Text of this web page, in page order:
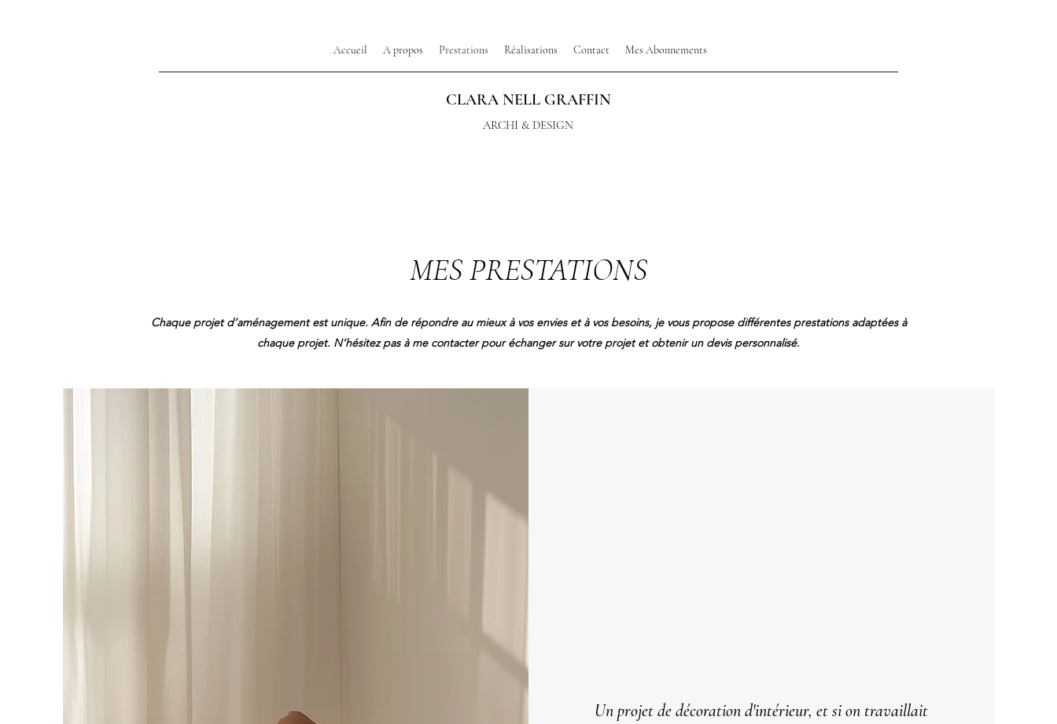
Accueil A propos Prestations Réalisations Contact Mes Abonnements
CLARA NELL GRAFFIN
ARCHI & DESIGN
MES PRESTATIONS
Chaque projet d’aménagement est unique. Afin de répondre au mieux à vos envies et à vos besoins, je vous propose différentes prestations adaptées à
chaque projet. N’hésitez pas à me contacter pour échanger sur votre projet et obtenir un devis personnalisé.
Un projet de décoration d'intérieur, et si on travaillait